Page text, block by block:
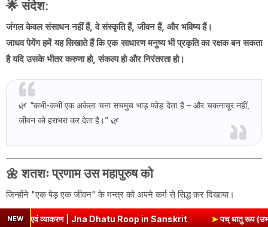
🌟संदेश:
जंगल केवल संसाधन नहीं हैं, वे संस्कृति हैं, जीवन हैं, और भविष्य हैं।
जाधव पेयेंगहमें यह सिखाते हैं कि एक साधारण मनुष्य भीप्रकृति का रक्षकबन सकता
है यदि उसके भीतर करुणा हो, संकल्प हो और निरंतरता हो।
🌿 “कभी-कभी एक अकेला चना सचमुच भाड़ फोड़ देता है – और चकनाचूर नहीं,
जीवन को हराभरा कर देता है।” 🌿
🌼शतशः प्रणाम उस महापुरुष को
जिन्होंने "एक पेड़ एक जीवन" के मन्त्र को अपने कर्म से सिद्ध कर दिखाया।
NEW
व्याकरण | Jna Dhatu Roop in Sanskrit ➤पच् धातु रूप (उभयपदी) -